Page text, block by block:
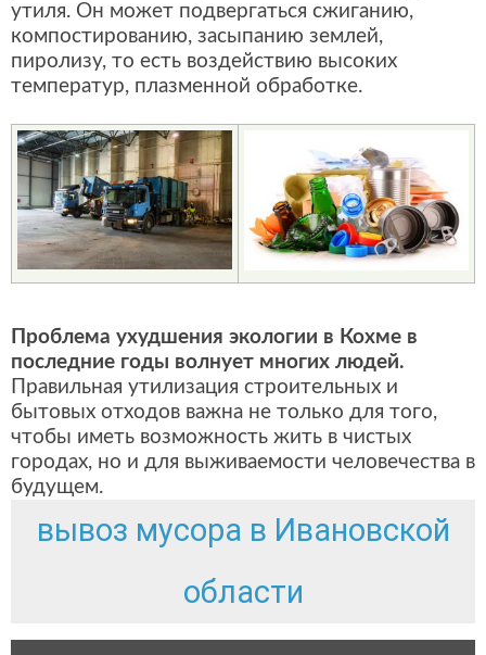
утиля. Он может подвергаться сжиганию,
компостированию, засыпанию землей,
пиролизу, то есть воздействию высоких
температур, плазменной обработке.
Проблема ухудшения экологии в Кохме в
последние годы волнует многих людей.
Правильная утилизация строительных и
бытовых отходов важна не только для того,
чтобы иметь возможность жить в чистых
городах, но и для выживаемости человечества в
будущем.
вывоз мусора в Ивановской
области